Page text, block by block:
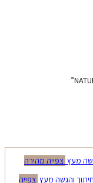
צפייה מהירה
צפייה